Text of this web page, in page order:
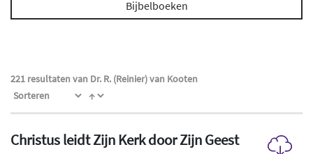
Bijbelboeken
221 resultaten van Dr. R. (Reinier) van Kooten
Christus leidt Zijn Kerk door Zijn Geest